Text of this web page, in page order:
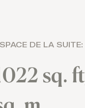
DE LA SUITE:
sq.